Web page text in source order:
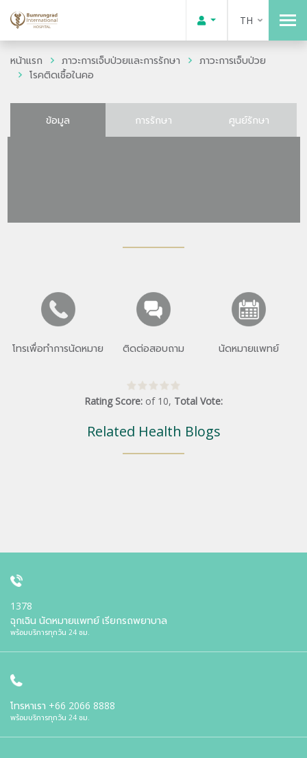
TH
หน้าแรก ภาวะการเจ็บป่วยและการรักษา
ภาวะการเจ็บป่วย
โรคติดเชื้อในคอ
ข้อมูล การรักษา ศูนย์รักษา
โทรเพื่อทำการนัดหมาย ติดต่อสอบถาม นัดหมายแพทย์
Rating Score: of 10, Total Vote:
Related Health Blogs
1378
ฉุกเฉิน นัดหมายแพทย์ เรียกรถพยาบาล
พร้อมบริการทุกวัน 24 ชม.
โทรหาเรา +66 2066 8888
พร้อมบริการทุกวัน 24 ชม.